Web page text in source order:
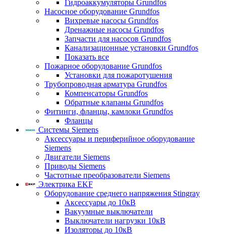
Гидроаккумуляторы Grundfos
Насосное оборудование Grundfos
Вихревые насосы Grundfos
Дренажные насосы Grundfos
Запчасти для насосов Grundfos
Канализационные установки Grundfos
Показать все
Пожарное оборудование Grundfos
Установки для пожаротушения
Трубопроводная арматура Grundfos
Компенсаторы Grundfos
Обратные клапаны Grundfos
Фитинги, фланцы, камлоки Grundfos
Фланцы
Системы Siemens
Аксессуары и периферийное оборудование
Siemens
Двигатели Siemens
Приводы Siemens
Частотные преобразователи Siemens
Электрика EKF
Оборудование среднего напряжения Stingray
Аксессуары до 10кВ
Вакуумные выключатели
Выключатели нагрузки 10кВ
Изоляторы до 10кВ